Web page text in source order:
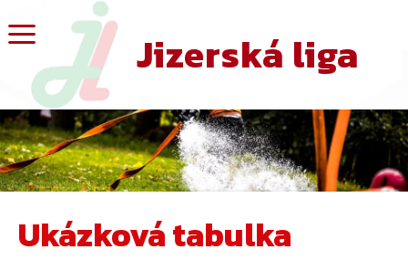
Jizerská liga
Ukázková tabulka